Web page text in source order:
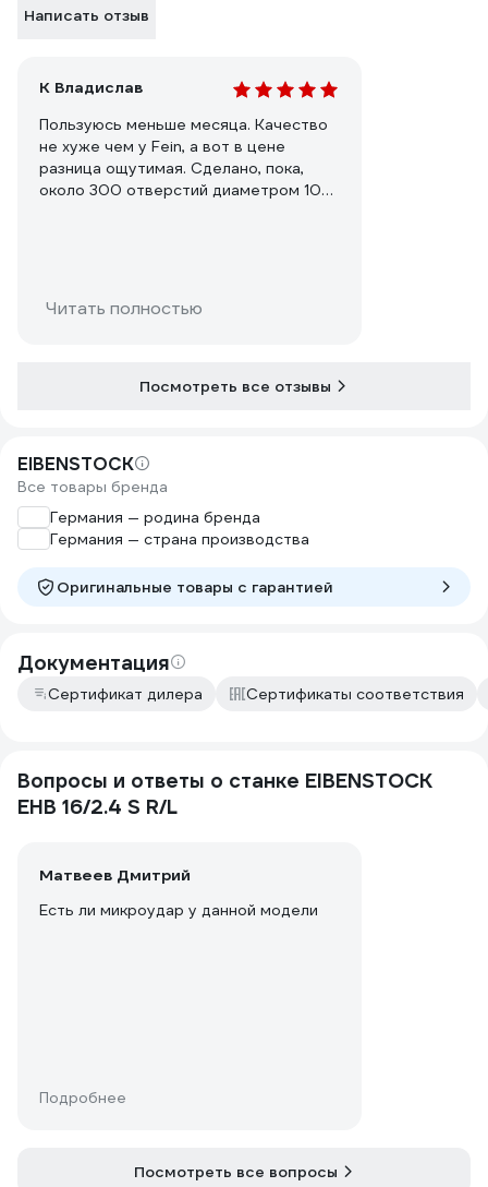
Написать отзыв
К Владислав
Пользуюсь меньше месяца. Качество
не хуже чем у Fein, а вот в цене
разница ощутимая. Сделано, пока,
около 300 отверстий диаметром 10-
Читать полностью
Посмотреть все отзывы
EIBENSTOCK
Все товары бренда
Германия — родина бренда
Германия — страна производства
Оригинальные товары c гарантией
Документация
Сертификат дилера Сертификаты соответствия
Вопросы и ответы о станке EIBENSTOCK
EHB 16/2.4 S R/L
Матвеев Дмитрий
Есть ли микроудар у данной модели
Подробнее
Посмотреть все вопросы